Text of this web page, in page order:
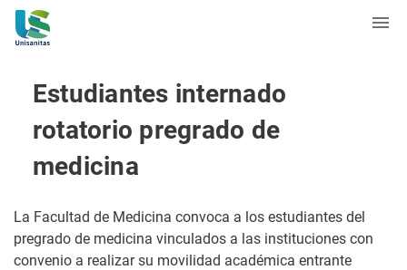
Estudiantes internado
rotatorio pregrado de
medicina
La Facultad de Medicina convoca a los estudiantes del
pregrado de medicina vinculados a las instituciones con
convenio a realizar su movilidad académica entrante